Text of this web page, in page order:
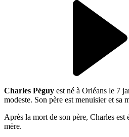
Charles Péguy est né à Orléans le 7
modeste. Son père est menuisier et sa
Après la mort de son père, Charles est
mère.